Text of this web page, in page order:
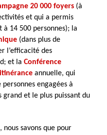
20 000 foyers (à
et qui a permis
à 14 500 personnes); la
(dans plus de
l’efficacité des
et la Conférence
annuelle, qui
engagées à
et le plus puissant du
savons que pour